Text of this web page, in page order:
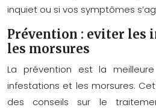
inquiet ou si vos symptômes
Prévention : eviter les
les morsures
La prévention est la
infestations et les morsures.
des conseils sur le